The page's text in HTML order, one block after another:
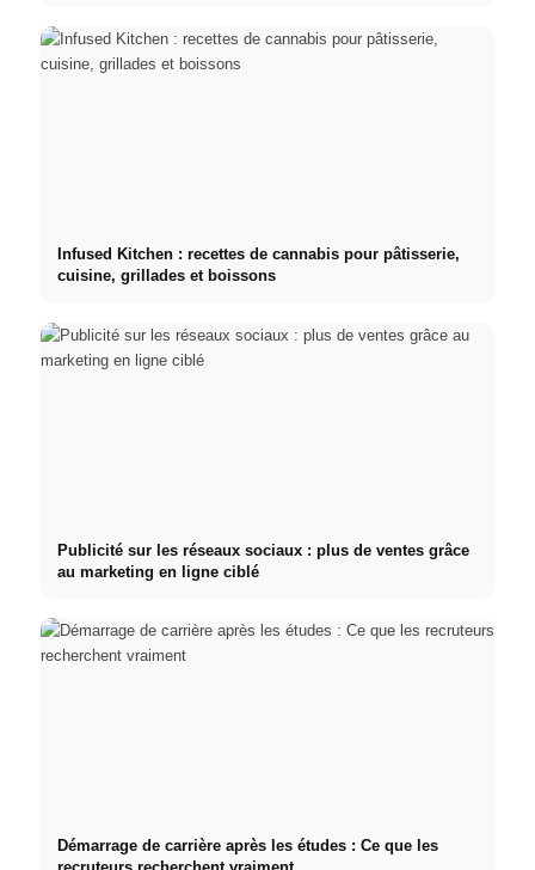
Infused Kitchen : recettes de cannabis pour pâtisserie,
cuisine, grillades et boissons
Publicité sur les réseaux sociaux : plus de ventes grâce
au marketing en ligne ciblé
Démarrage de carrière après les études : Ce que les